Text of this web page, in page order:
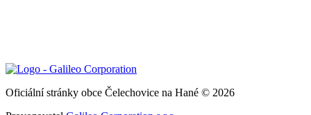
Oficiální stránky obce Čelechovice na Hané © 2026